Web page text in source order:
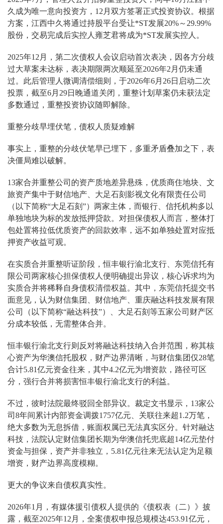
久成为唯一意向投资方，12月双方签署正式投资协议。根据
方案，江西中久将通过持股平台受让*ST发展20%～29.99%
股份，交易完成后实控人雍芝君将成为*ST发展实控人。
2025年12月，第二次债权人会议启动首次表决，因各方分歧
过大草案未达标，表决期限两次顺延至2026年2月仍未通
过。此后管理人微调清偿细则，于2026年6月26日启动二次
投票，截至6月29日晚通道关闭，重整计划草案仍未获法定
多数通过，重整投资协议随即解除。
重整分歧早埋伏笔，债权人质疑难解
事实上，重整的分歧伏笔早已埋下，多重矛盾叠加之下，表
决僵局难以破解。
13家合并重整公司的资产质地差异悬殊，优质商住地块、文
旅资产集中于财信地产、大足石刻影视文化有限责任公司
（以下简称“大足石刻”）两家主体，而银行、信托机构多以
单独地块为标的发放抵押贷款。对担保债权人而言，整体打
包处置将拉低优质资产的回款效率，远不如单独处置对应抵
押资产收益可观。
在实质合并重整听证阶段，恒丰银行渝北支行、东莞信托有
限公司两家核心担保债权人便明确提出异议，核心诉求均为
实质合并将稀释自身债权清偿权益。其中，东莞信托提交书
面意见，认为财信集团、财信地产、重庆融达科技发展有限
公司（以下简称“融达科技”）、大足石刻等五家公司财产区
分成本较低，无需整体合并。
恒丰银行渝北支行则反对将融达科技纳入合并范围，称其核
心资产为华澳信托股权，财产边界清晰，与财信集团仅28笔
合计5.81亿元资金往来，其中4.2亿元为增资款，路径可区
分，强行合并将损害恒丰银行渝北支行的利益。
不过，彼时法院最终驳回全部异议。裁定文书显示，13家公
司8年间累计内部资金调拨1757亿元、关联往来超1.2万笔，
绝大多数为无息拆借，账面权属已无法真实区分。针对融达
科技，法院认定财信集团长期为华澳信托兜底超14亿元垫付
资金与担保，资产并非独立，5.81亿元往来无法认定为足额
增资，财产边界高度模糊。
更大的争议来自债权真实性。
2026年1月，有媒体援引债权人提供的《债权表（二）》披
露，截至2025年12月，全案债权申报总规模达453.91亿元，